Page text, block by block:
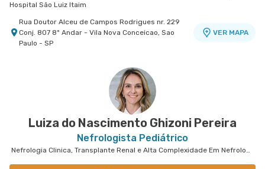
Hospital São Luiz Itaim
Rua Doutor Alceu de Campos Rodrigues nr. 229
Conj. 807 8º Andar - Vila Nova Conceicao, Sao
Paulo - SP
VER MAPA
Rua Das Perobas nr. 266 - Jabaquara, Sao Paulo
Rua Jose de Melo nr. 180 - Vila Dora, Santo Andre
Luiza do Nascimento Ghizoni Pereira
Nefrologista Pediátrico
Nefrologia Clinica, Transplante Renal e Alta Complexidade Em Nefrologia